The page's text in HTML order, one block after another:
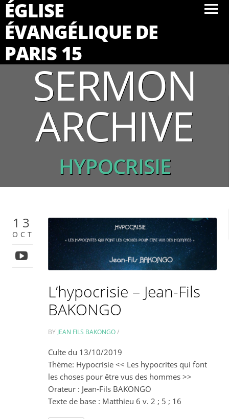
ÉGLISE
ÉVANGÉLIQUE DE
PARIS 15
SERMON
ARCHIVE
HYPOCRISIE
13
OCT
L’hypocrisie – Jean-Fils
BAKONGO
BY JEAN FILS BAKONGO/
Culte du 13/10/2019
Thème: Hypocrisie << Les hypocrites qui font
les choses pour être vus des hommes >>
Orateur : Jean-Fils BAKONGO
Texte de base : Matthieu 6 v. 2 ; 5 ; 16